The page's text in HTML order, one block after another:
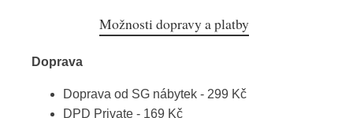
Možnosti dopravy a platby
Doprava
Doprava od SG nábytek - 299 Kč
DPD Private - 169 Kč